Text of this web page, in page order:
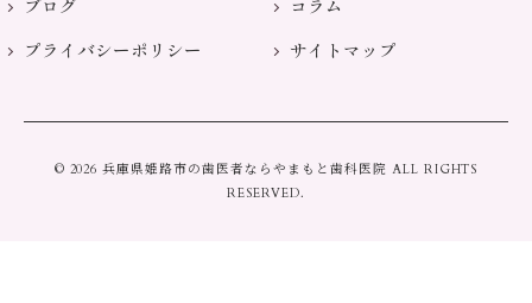
ブログ
コラム
プライバシーポリシー
サイトマップ
© 2026 兵庫県姫路市の歯医者ならやまもと歯科医院 ALL RIGHTS
RESERVED.